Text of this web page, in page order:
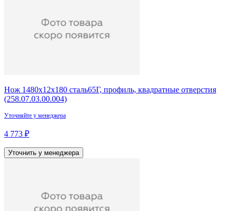
Нож 1480х12х180 сталь65Г, профиль, квадратные отверстия
(258.07.03.00.004)
Уточняйте у менеджера
4 773 ₽
Уточнить у менеджера